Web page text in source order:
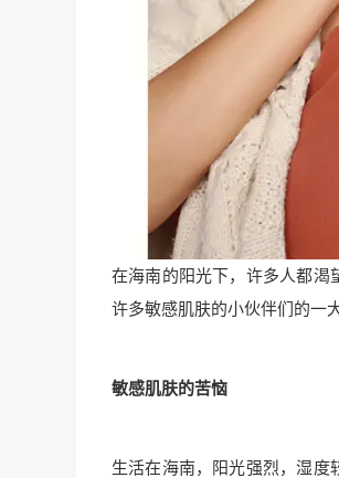
在海南的阳光下，许多人都渴
许多敏感肌肤的小伙伴们的一
敏感肌肤的苦恼
生活在海南，阳光强烈，湿度